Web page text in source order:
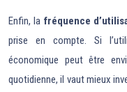
Enfin, la fréquence
prise en compte. Si
économique peut être
quotidienne, il vaut mieux